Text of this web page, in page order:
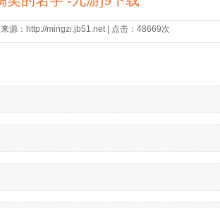
源：http://mingzi.jb51.net | 点击：48669次